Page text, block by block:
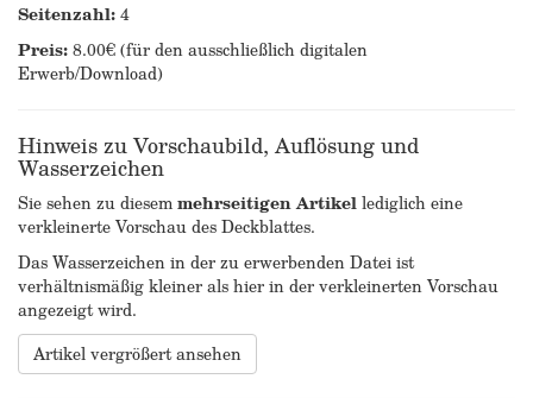
Seitenzahl:4
Preis:8.00€ (für den ausschließlich digitalen
Erwerb/Download)
Hinweis zu Vorschaubild, Auflösung und
Wasserzeichen
Sie sehen zu diesemmehrseitigen Artikellediglich eine
verkleinerte Vorschau des Deckblattes.
Das Wasserzeichen in der zu erwerbenden Datei ist
verhältnismäßig kleiner als hier in der verkleinerten Vorschau
angezeigt wird.
Artikel vergrößert ansehen